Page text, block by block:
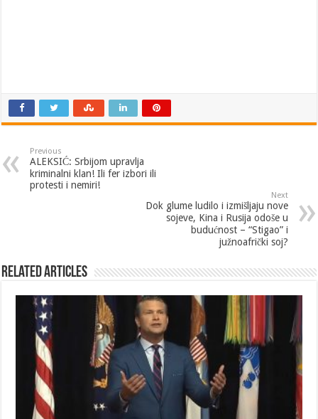
Previous
ALEKSIĆ: Srbijom upravlja
kriminalni klan! Ili fer izbori ili
protesti i nemiri!
Next
Dok glume ludilo i izmišljaju nove
sojeve, Kina i Rusija odoše u
budućnost – “Stigao” i
južnoafrički soj?
Related Articles